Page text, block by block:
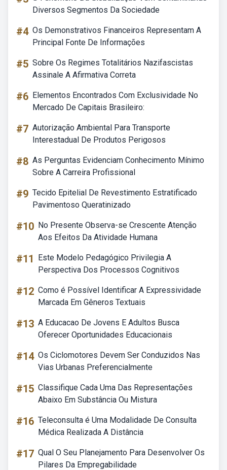
Diversos Segmentos Da Sociedade
#4 Os Demonstrativos Financeiros Representam A
Principal Fonte De Informações
#5 Sobre Os Regimes Totalitários Nazifascistas
Assinale A Afirmativa Correta
#6 Elementos Encontrados Com Exclusividade No
Mercado De Capitais Brasileiro:
#7 Autorização Ambiental Para Transporte
Interestadual De Produtos Perigosos
#8 As Perguntas Evidenciam Conhecimento Mínimo
Sobre A Carreira Profissional
#9 Tecido Epitelial De Revestimento Estratificado
Pavimentoso Queratinizado
#10 No Presente Observa-se Crescente Atenção
Aos Efeitos Da Atividade Humana
#11
Este Modelo Pedagógico Privilegia A
Perspectiva Dos Processos Cognitivos
#12 Como é Possível Identificar A Expressividade
Marcada Em Gêneros Textuais
#13 A Educacao De Jovens E Adultos Busca
Oferecer Oportunidades Educacionais
#14 Os Ciclomotores Devem Ser Conduzidos Nas
Vias Urbanas Preferencialmente
#15 Classifique Cada Uma Das Representações
Abaixo Em Substância Ou Mistura
#16 Teleconsulta é Uma Modalidade De Consulta
Médica Realizada A Distância
#17 Qual O Seu Planejamento Para Desenvolver Os
Pilares Da Empregabilidade